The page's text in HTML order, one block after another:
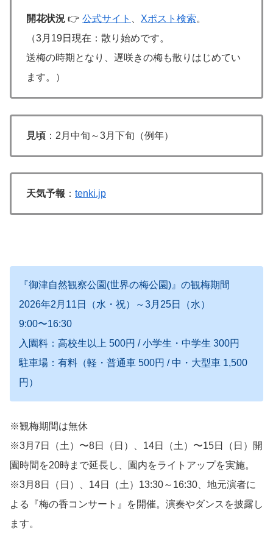
開花状況 👉 公式サイト Xポスト検索。
（3月19日現在：散り始めです。
送梅の時期となり、遅咲きの梅も散りはじめてい
ます。）
見頃 ：2月中旬～3月下旬（例年）
天気予報 ： tenki.jp
『御津自然観察公園(世界の梅公園)』の観梅期間
2026年2月11日（水・祝）～3月25日（水）
9:00〜16:30
入園料：高校生以上 500円 / 小学生・中学生 300円
駐車場：有料（軽・普通車 500円 / 中・大型車 1,500
円）
※観梅期間は無休
※3月7日（土）〜8日（日）、14日（土）〜15日（日）開
園時間を20時まで延長し、園内をライトアップを実施。
※3月8日（日）、14日（土）13:30～16:30、地元演者に
よる『梅の香コンサート』を開催。演奏やダンスを披露し
ます。